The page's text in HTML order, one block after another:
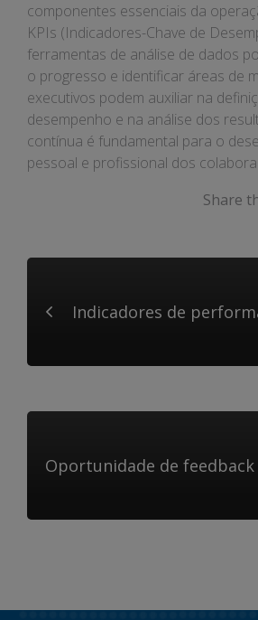
componentes essenciais da
KPIs (Indicadores-Chave de
ferramentas de análise de dados
o progresso e identificar áreas de
executivos podem auxiliar na
desempenho e na análise dos
contínua é fundamental para o
pessoal e profissional dos
Share
Indicadores de
Oportunidade de feedback